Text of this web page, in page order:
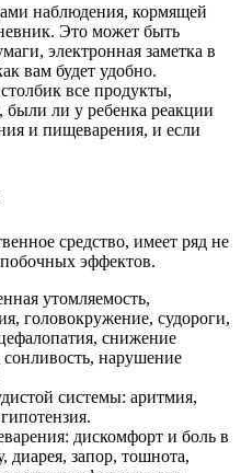
наблюдения, кормящей
Это может быть
электронная заметка в
вам будет удобно.
все продукты,
были ли у ребенка реакции
и пищеварения, и если
средство, имеет ряд не
эффектов.
утомляемость,
головокружение, судороги,
снижение
сонливость, нарушение
системы: аритмия,
дискомфорт и боль в
диарея, запор, тошнота,